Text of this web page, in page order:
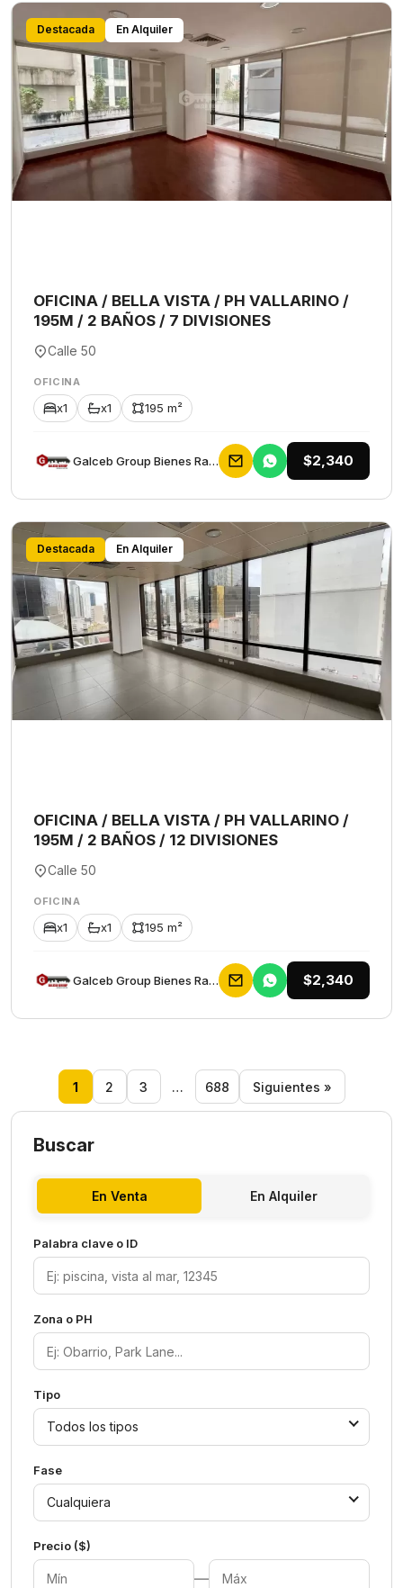
Destacada En Alquiler
OFICINA / BELLA VISTA / PH VALLARINO /
195M / 2 BAÑOS / 7 DIVISIONES
Calle 50
OFICINA
x1 x1 195 m²
Galceb Group Bienes Raices $2,340
Destacada En Alquiler
OFICINA / BELLA VISTA / PH VALLARINO /
195M / 2 BAÑOS / 12 DIVISIONES
Calle 50
OFICINA
x1 x1 195 m²
Galceb Group Bienes Raices $2,340
1 2 3 … 688 Siguientes »
Buscar
En Venta En Alquiler
Palabra clave o ID
Zona o PH
Tipo
Todos los tipos
Fase
Cualquiera
Precio ($)
—